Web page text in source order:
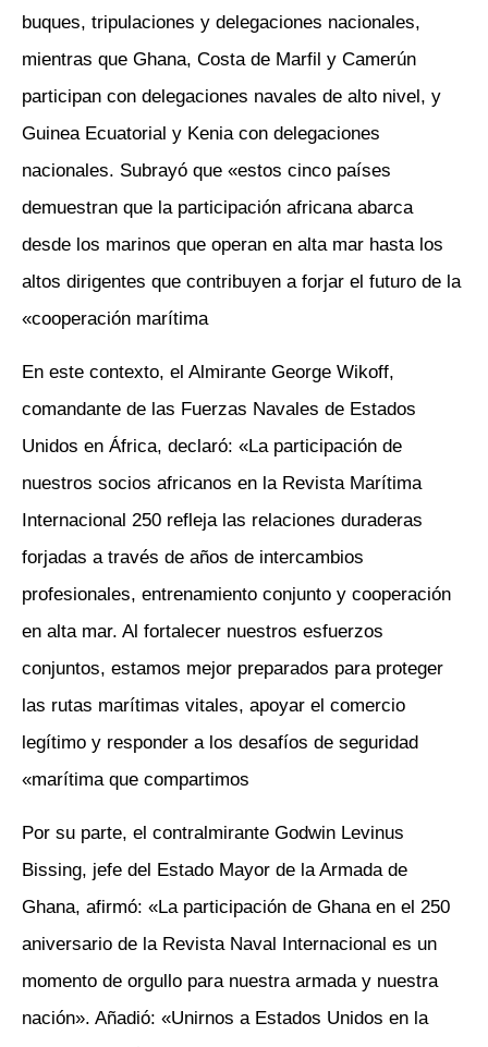
buques, tripulaciones y delegaciones nacionales,
mientras que Ghana, Costa de Marfil y Camerún
participan con delegaciones navales de alto nivel, y
Guinea Ecuatorial y Kenia con delegaciones
nacionales. Subrayó que «estos cinco países
demuestran que la participación africana abarca
desde los marinos que operan en alta mar hasta los
altos dirigentes que contribuyen a forjar el futuro de la
cooperación marítima»
En este contexto, el Almirante George Wikoff,
comandante de las Fuerzas Navales de Estados
Unidos en África, declaró: «La participación de
nuestros socios africanos en la Revista Marítima
Internacional 250 refleja las relaciones duraderas
forjadas a través de años de intercambios
profesionales, entrenamiento conjunto y cooperación
en alta mar. Al fortalecer nuestros esfuerzos
conjuntos, estamos mejor preparados para proteger
las rutas marítimas vitales, apoyar el comercio
legítimo y responder a los desafíos de seguridad
marítima que compartimos»
Por su parte, el contralmirante Godwin Levinus
Bissing, jefe del Estado Mayor de la Armada de
Ghana, afirmó: «La participación de Ghana en el 250
aniversario de la Revista Naval Internacional es un
momento de orgullo para nuestra armada y nuestra
nación». Añadió: «Unirnos a Estados Unidos en la